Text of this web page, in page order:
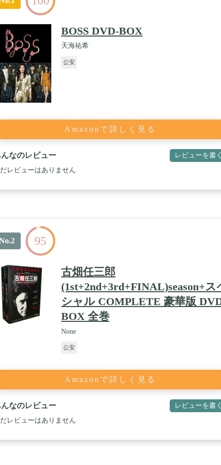
BOSS DVD-BOX
天海祐希
公安
Amazonで詳しく見る
なのレビュー レビューを書
レビューはありません
95
古畑任三郎
(1st+2nd+3rd+FINAL)season+ス
シャル COMPLETE 豪華版
BOX 全巻
None
公安
Amazonで詳しく見る
なのレビュー レビューを書
レビューはありません